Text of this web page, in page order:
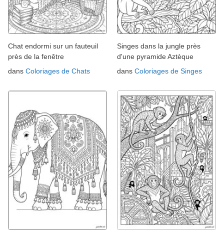
Chat endormi sur un fauteuil
près de la fenêtre
dans Coloriages de Chats
Singes dans la jungle près
d'une pyramide Aztèque
dans Coloriages de Singes